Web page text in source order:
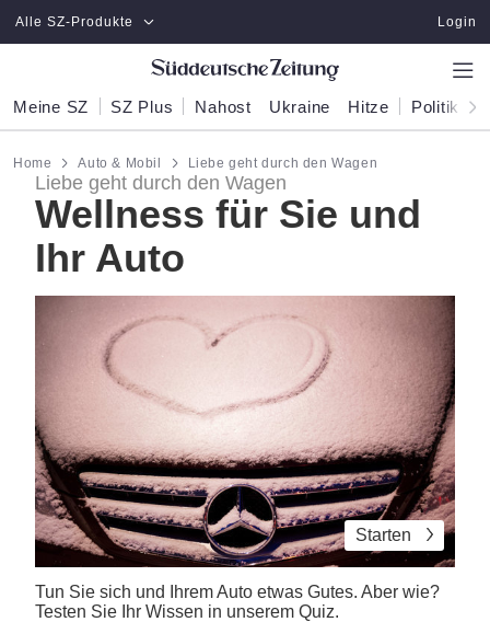
Zum Hauptinhalt springen
Alle SZ-Produkte Login
Meine SZ SZ Plus Nahost Ukraine Hitze Politik
Home Auto & Mobil Liebe geht durch den Wagen
Liebe geht durch den Wagen
Wellness für Sie und
Ihr Auto
Starten
Tun Sie sich und Ihrem Auto etwas Gutes. Aber wie?
Testen Sie Ihr Wissen in unserem Quiz.